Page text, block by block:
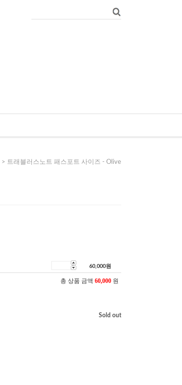
> 트래블러스노트 패스포트 사이즈 - Olive
60,000원
총 상품 금액 60,000 원
Sold out